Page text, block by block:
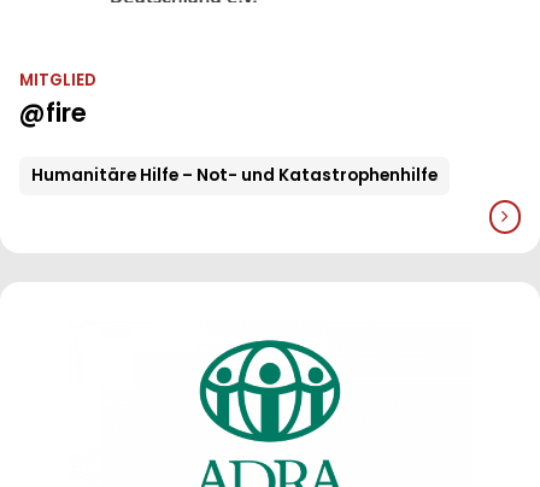
MITGLIED
@fire
Humanitäre Hilfe – Not- und Katastrophenhilfe